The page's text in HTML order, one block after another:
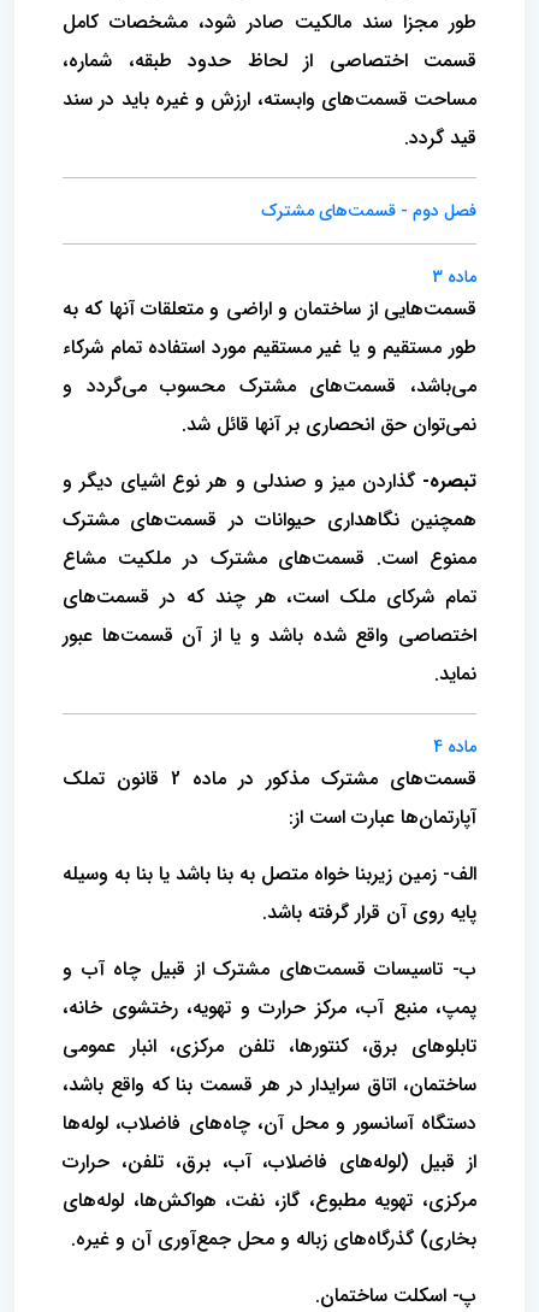
طور مجزا سند مالکیت صادر شود، مشخصات کامل
قسمت اختصاصی‌ از لحاظ حدود طبقه‌، شماره‌،
مساحت قسمت‌های وابسته‌، ارزش و غیره باید در سند
قید گردد.
فصل دوم - قسمت‌های مشترک‌
ماده 3
قسمت‌هایی از ساختمان و اراضی و متعلقات آنها که به
طور مستقیم و یا غیر مستقیم مورد استفاده تمام شرکاء
می‌باشد، قسمت‌های مشترک محسوب می‌گردد و
نمی‌توان حق انحصاری بر آنها قائل شد.
تبصره- گذاردن میز و صندلی و هر نوع اشیای دیگر و
همچنین نگاهداری حیوانات در قسمت‌های مشترک
ممنوع است‌. قسمت‌های مشترک در ملکیت مشاع
تمام شرکای ملک است‌، هر چند که در قسمت‌های
اختصاصی واقع شده باشد و یا از آن قسمت‌ها عبور
نماید.
ماده 4
قسمت‌های مشترک مذکور در ماده 2 قانون تملک
‌آپارتمان‌ها عبارت است از:
الف- زمین زیربنا خواه متصل به بنا باشد یا بنا به وسیله
پایه روی آن قرار گرفته باشد.
ب- تاسیسات قسمت‌های مشترک از قبیل چاه آب و
پمپ‌، منبع آب‌، مرکز حرارت و تهویه‌، رختشوی خانه‌،
تابلوهای برق، کنتورها، تلفن مرکزی‌، انبار عمومی
ساختمان‌، اتاق سرایدار در هر قسمت بنا که واقع باشد،
دستگاه آسانسور و محل آن‌، چاه‌های فاضلاب‌، لوله‌ها
از قبیل (لوله‌های فاضلاب‌، آب‌، برق، تلفن، حرارت
مرکزی‌، تهویه مطبوع‌، گاز، نفت‌، هواکش‌ها، لوله‌های
بخاری‌) گذرگاه‌های زباله و محل جمع‌آوری آن و غیره‌.
پ- اسکلت ساختمان‌.